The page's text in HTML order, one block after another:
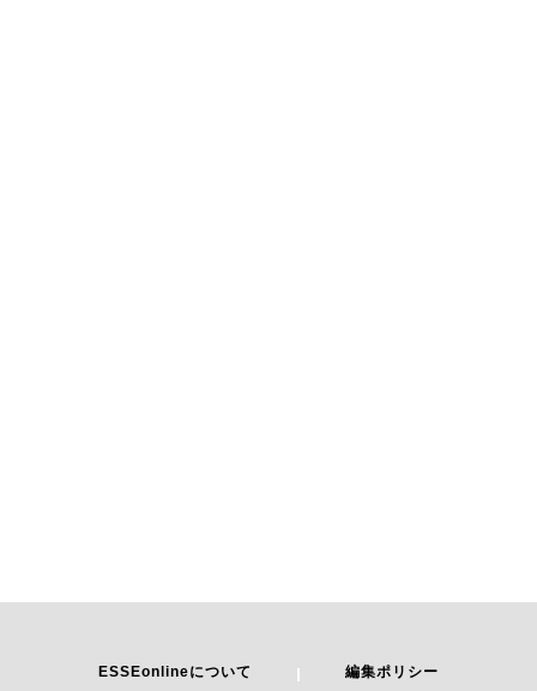
ESSEonlineについて 編集ポリシー